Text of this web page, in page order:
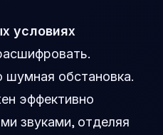
условиях
обстановка.
эффективно
звуками, отделяя